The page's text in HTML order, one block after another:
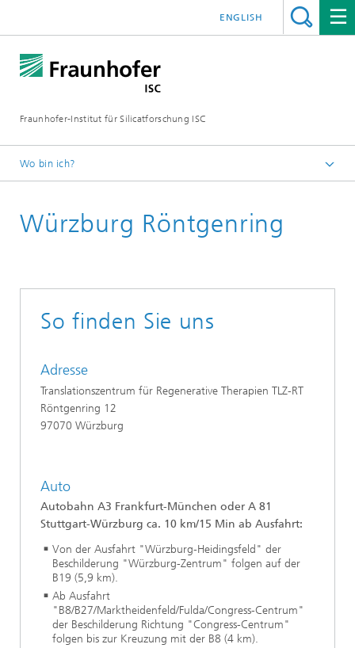
Fraunhofer-Institut für Silicatforschung ISC
ENGLISH
Wo bin ich?
Kontakt
Würzburg Röntgenring
So finden Sie uns
Adresse
Translationszentrum für Regenerative Therapien TLZ-RT
Röntgenring 12
97070 Würzburg
Auto
Autobahn A3 Frankfurt-München oder A 81
Stuttgart-Würzburg ca. 10 km/15 Min ab Ausfahrt:
Von der Ausfahrt "Würzburg-Heidingsfeld" der
Beschilderung "Würzburg-Zentrum" folgen auf der
B19 (5,9 km).
Ab Ausfahrt
"B8/B27/Marktheidenfeld/Fulda/Congress-Centrum"
der Beschilderung Richtung "Congress-Centrum"
folgen bis zur Kreuzung mit der B8 (4 km).